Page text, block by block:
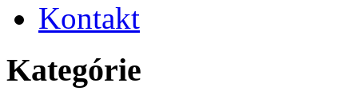
Kontakt
Kategórie